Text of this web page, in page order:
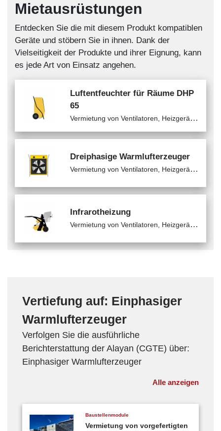
Mietausrüstungen
Entdecken Sie die mit diesem Produkt kompatiblen
Geräte und stöbern Sie in ihnen. Dank der
Vielseitigkeit der Produkte und ihrer Eignung, kann
es jede Art von Einsatz angehen.
Luftentfeuchter für Räume DHP
65
V
ermietung von Ventilatoren, Heizgeräten und Klimaanlagen / Luftentfeuchter
Dreiphasige Warmlufterzeuger
V
ermietung von Ventilatoren, Heizgeräten und Klimaanlagen / Elektro-Warmlufterzeuger
Infrarotheizung
V
ermietung von Ventilatoren, Heizgeräten und Klimaanlagen / Infrarotheizung
Vertiefung auf: Einphasiger
Warmlufterzeuger
Alle anzeigen
Verfolgen Sie die ausführliche
Berichterstattung der Alayan (CGTE) über:
Einphasiger Warmlufterzeuger
Baustellenmodule
Vermietung von vorgefertigten